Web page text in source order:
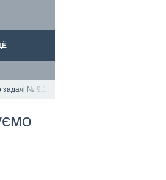
№ 9.19; 9.36; 10.40.